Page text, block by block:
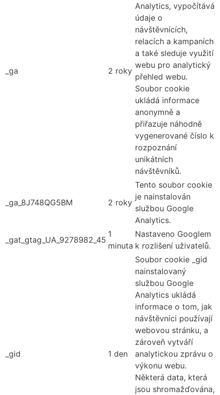
_ga 2 roky
Analytics, vypočítává
údaje o
návštěvnících,
relacích a kampaních
a také sleduje využití
webu pro analytický
přehled webu.
Soubor cookie
ukládá informace
anonymně a
přiřazuje náhodně
vygenerované číslo k
rozpoznání
unikátních
návštěvníků.
_ga_8J748QG5BM 2 roky
Tento soubor cookie
je nainstalován
službou Google
Analytics.
_gat_gtag_UA_9278982_45
1
minuta
Nastaveno Googlem
k rozlišení uživatelů.
_gid 1 den
Soubor cookie _gid
nainstalovaný
službou Google
Analytics ukládá
informace o tom, jak
návštěvníci používají
webovou stránku, a
zároveň vytváří
analytickou zprávu o
výkonu webu.
Některá data, která
jsou shromažďována,